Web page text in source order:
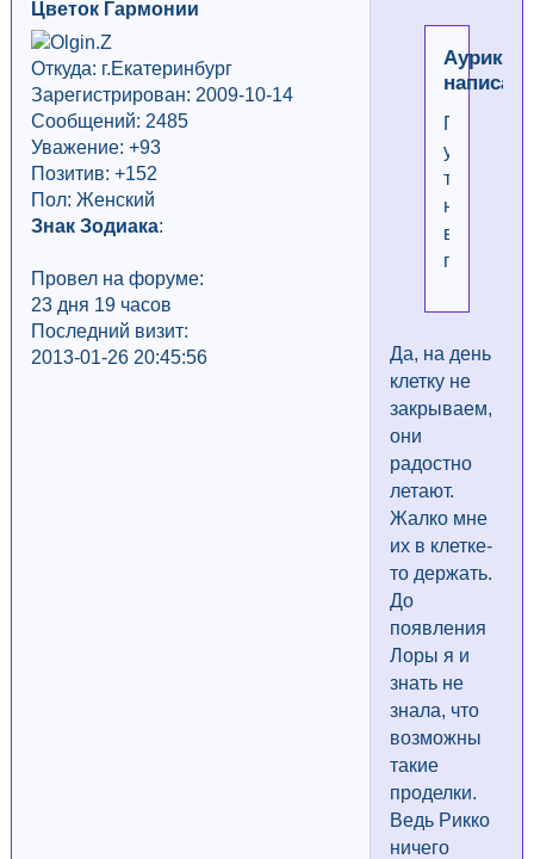
Цветок Гармонии
Откуда: г.Екатеринбург
Зарегистрирован: 2009-10-14
Сообщений: 2485
Уважение: +93
Позитив: +152
Пол: Женский
Знак Зодиака:
Провел на форуме:
23 дня 19 часов
Последний визит:
2013-01-26 20:45:56
Аурика
Птички
у
тебя
на
вольном
Да, на день
клетку не
закрываем,
они
радостно
летают.
Жалко мне
их в клетке-
то держать.
До
появления
Лоры я и
знать не
знала, что
возможны
такие
проделки.
Ведь Рикко
ничего